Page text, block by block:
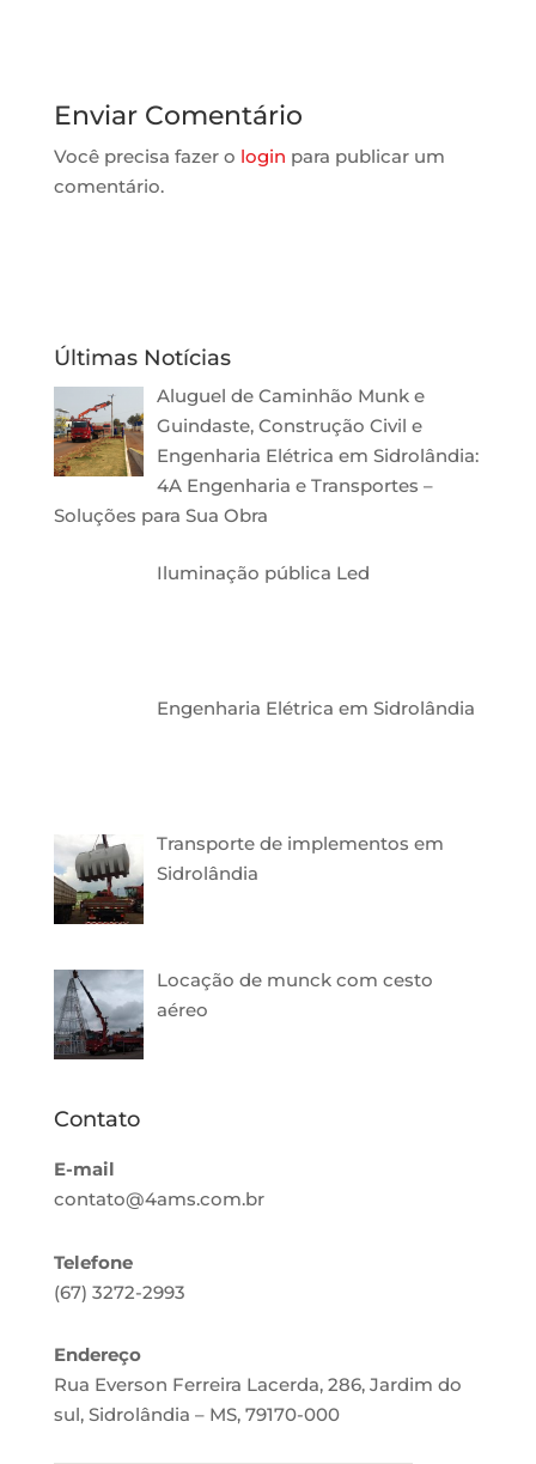
Enviar Comentário
Você precisa fazer o login para publicar um
comentário.
Últimas Notícias
Aluguel de Caminhão Munk e
Guindaste, Construção Civil e
Engenharia Elétrica em Sidrolândia:
4A Engenharia e Transportes –
Soluções para Sua Obra
Iluminação pública Led
Engenharia Elétrica em Sidrolândia
Transporte de implementos em
Sidrolândia
Locação de munck com cesto
aéreo
Contato
E-mail
contato@4ams.com.br
Telefone
(67) 3272-2993
Endereço
Rua Everson Ferreira Lacerda, 286, Jardim do
sul, Sidrolândia – MS, 79170-000